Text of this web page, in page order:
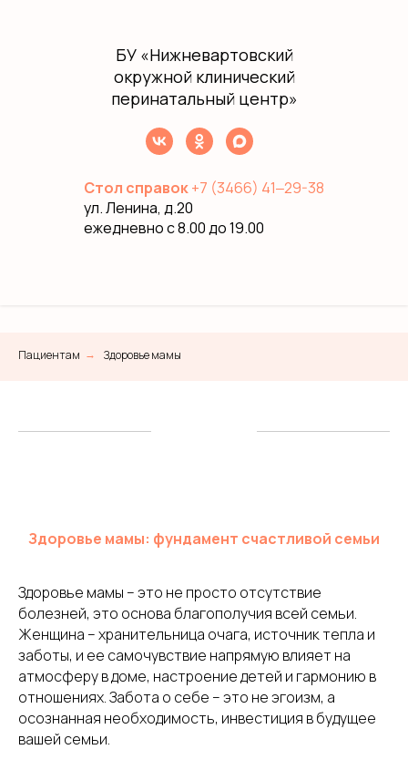
БУ «Нижневартовский
окружной клинический
перинатальный центр»
Стол справок+7 (3466) 41‒29-38
ул. Ленина, д.20
ежедневно с 8.00 до 19.00
Пациентам → Здоровье мамы
Здоровье мамы: фундамент счастливой семьи
Здоровье мамы – это не просто отсутствие
болезней, это основа благополучия всей семьи.
Женщина – хранительница очага, источник тепла и
заботы, и ее самочувствие напрямую влияет на
атмосферу в доме, настроение детей и гармонию в
отношениях. Забота о себе – это не эгоизм, а
осознанная необходимость, инвестиция в будущее
вашей семьи.